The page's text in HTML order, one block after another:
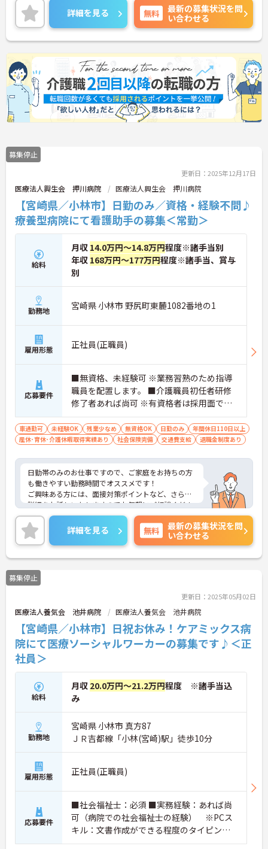
詳細を見る 無料
最新の募集状況を問
い合わせる
募集停止
更新日：2025年12月17日
医療法人興生会 押川病院 医療法人興生会 押川病院
【宮崎県／小林市】日勤のみ／資格・経験不問♪
療養型病院にて看護助手の募集＜常勤＞
給料
月収 14.0万円～14.8万円程度※諸手当別
年収 168万円～177万円程度※諸手当、賞与
別
勤務地 宮崎県 小林市 野尻町東麓1082番地の1
雇用形態 正社員(正職員)
応募要件
■無資格、未経験可 ※業務習熟のため指導
職員を配置します。 ■介護職員初任者研修
修了者あれば尚可 ※有資格者は採用面で優
遇
車通勤可 未経験OK 残業少なめ 無資格OK 日勤のみ
年間休日110日以上
産休･育休･介護休暇取得実績あり
社会保険完備 交通費支給 退職金制度あり
日勤帯のみのお仕事ですので、ご家庭をお持ちの方
も働きやすい勤務時間でオススメです！
ご興味ある方には、面接対策ポイントなど、さらに
詳細をお話しいたしますのでお気軽にご相談くださ
い。
詳細を見る 無料
最新の募集状況を問
い合わせる
募集停止
更新日：2025年05月02日
医療法人養気会 池井病院 医療法人養気会 池井病院
【宮崎県／小林市】日祝お休み！ケアミックス病
院にて医療ソーシャルワーカーの募集です♪＜正
社員＞
給料
月収 20.0万円～21.2万円程度 ※諸手当込
み
勤務地
宮崎県 小林市 真方87
ＪＲ吉都線「小林(宮崎)駅」徒歩10分
雇用形態 正社員(正職員)
応募要件
■社会福祉士：必須 ■実務経験：あれば尚
可（病院での社会福祉士の経験） ※PCス
キル：文書作成ができる程度のタイピング
スキル